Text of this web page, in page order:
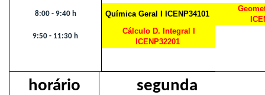
8:00 - 9:40 h Química Geral I ICENP34101
9:50 - 11:30 h
Cálculo D. Integral I
ICENP32201
horário segunda